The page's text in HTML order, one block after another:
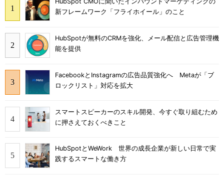
新フレームワーク「フライホイール」のこと
HubSpotが無料のCRMを強化、メール配信と広告管理機
能を提供
FacebookとInstagramの広告品質強化へ Metaが「ブ
ロックリスト」対応を拡大
スマートスピーカーのスキル開発、今すぐ取り組むため
に押さえておくべきこと
HubSpotとWeWork 世界の成長企業が新しい日常で実
践するスマートな働き方